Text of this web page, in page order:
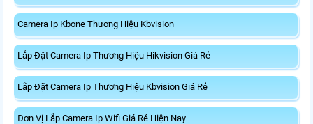
Camera Ip Kbone Thương Hiệu Kbvision
Lắp Đặt Camera Ip Thương Hiệu Hikvision Giá Rẻ
Lắp Đặt Camera Ip Thương Hiệu Kbvision Giá Rẻ
Đơn Vị Lắp Camera Ip Wifi Giá Rẻ Hiện Nay